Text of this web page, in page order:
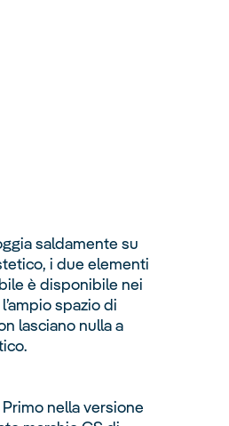
saldamente su
i due elementi
è disponibile nei
spazio di
lasciano nulla a
nella versione